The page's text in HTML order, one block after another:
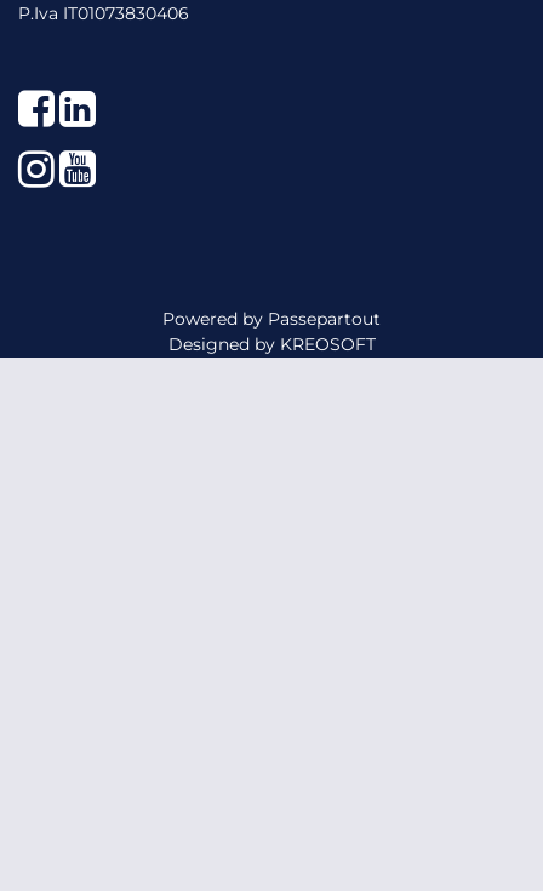
P.Iva IT01073830406
Facebook
LinkedIn
Instagram
YouTube
Powered by Passepartout
Designed by KREOSOFT